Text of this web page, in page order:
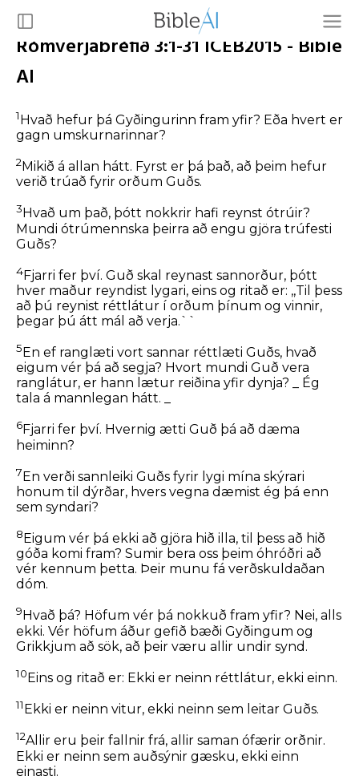
Rómverjabréfið 3:1-31 ICEB2015 - Bible
AI
1Hvað hefur þá Gyðingurinn fram yfir? Eða hvert er
gagn umskurnarinnar?
2 Mikið á allan hátt. Fyrst er þá það, að þeim hefur
verið trúað fyrir orðum Guðs.
3 Hvað um það, þótt nokkrir hafi reynst ótrúir?
Mundi ótrúmennska þeirra að engu gjöra trúfesti
Guðs?
4Fjarri fer því. Guð skal reynast sannorður, þótt
hver maður reyndist lygari, eins og ritað er: ,,Til þess
að þú reynist réttlátur í orðum þínum og vinnir,
þegar þú átt mál að verja.``
5 En ef ranglæti vort sannar réttlæti Guðs, hvað
eigum vér þá að segja? Hvort mundi Guð vera
ranglátur, er hann lætur reiðina yfir dynja? _ Ég
tala á mannlegan hátt. _
6Fjarri fer því. Hvernig ætti Guð þá að dæma
heiminn?
7En verði sannleiki Guðs fyrir lygi mína skýrari
honum til dýrðar, hvers vegna dæmist ég þá enn
sem syndari?
8 Eigum vér þá ekki að gjöra hið illa, til þess að hið
góða komi fram? Sumir bera oss þeim óhróðri að
vér kennum þetta. Þeir munu fá verðskuldaðan
dóm.
9 Hvað þá? Höfum vér þá nokkuð fram yfir? Nei, alls
ekki. Vér höfum áður gefið bæði Gyðingum og
Grikkjum að sök, að þeir væru allir undir synd.
10Eins og ritað er: Ekki er neinn réttlátur, ekki einn.
11 Ekki er neinn vitur, ekki neinn sem leitar Guðs.
12Allir eru þeir fallnir frá, allir saman ófærir orðnir.
Ekki er neinn sem auðsýnir gæsku, ekki einn
einasti.